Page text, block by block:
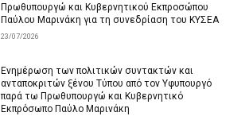
Πρωθυπουργώ και Κυβερνητικού Εκπροσώπου
Παύλου Μαρινάκη για τη συνεδρίαση του ΚΥΣΕΑ
23/07/2026
Ενημέρωση των πολιτικών συντακτών και
ανταποκριτών ξένου Τύπου από τον Υφυπουργό
παρά τω Πρωθυπουργώ και Κυβερνητικό
Εκπρόσωπο Παύλο Μαρινάκη